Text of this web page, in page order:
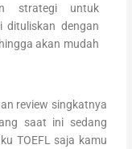
strategi untuk
dituliskan dengan
akan mudah
review singkatnya
saat ini sedang
TOEFL saja kamu